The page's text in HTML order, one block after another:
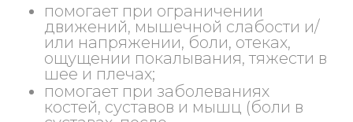
помогает при ограничении
движений, мышечной слабости и/
или напряжении, боли, отеках,
ощущении покалывания, тяжести в
шее и плечах;
помогает при заболеваниях
костей, суставов и мышц (боли в